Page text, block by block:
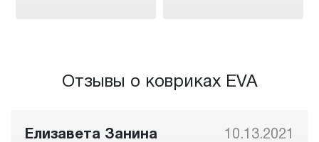
Отзывы о ковриках EVA
Елизавета Занина 10.13.2021